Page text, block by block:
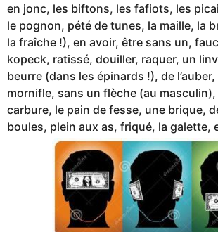
en jonc, les biftons, les fafiots, les
le pognon, pété de tunes, la maille, la
la fraîche !), en avoir, être sans un,
kopeck, ratissé, douiller, raquer, un
beurre (dans les épinards !), de
mornifle, sans un flèche (au
carbure, le pain de fesse, une brique,
boules, plein aux as, friqué, la galette,